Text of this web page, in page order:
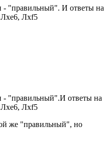
"правильный". И ответы на
Лxe6, Лхf5
"правильный".И ответы на
Лxe6, Лхf5
же "правильный", но